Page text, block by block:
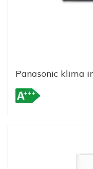
Panasonic klima